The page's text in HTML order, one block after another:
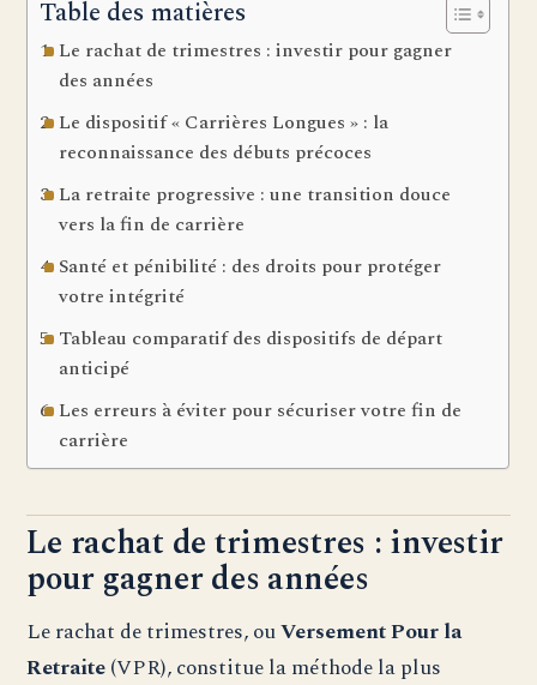
Table des matières
Le rachat de trimestres : investir pour gagner
des années
Le dispositif « Carrières Longues » : la
reconnaissance des débuts précoces
La retraite progressive : une transition douce
vers la fin de carrière
Santé et pénibilité : des droits pour protéger
votre intégrité
Tableau comparatif des dispositifs de départ
anticipé
Les erreurs à éviter pour sécuriser votre fin de
carrière
Le rachat de trimestres : investir
pour gagner des années
Le rachat de trimestres, ouVersement Pour la
Retraite(VPR), constitue la méthode la plus